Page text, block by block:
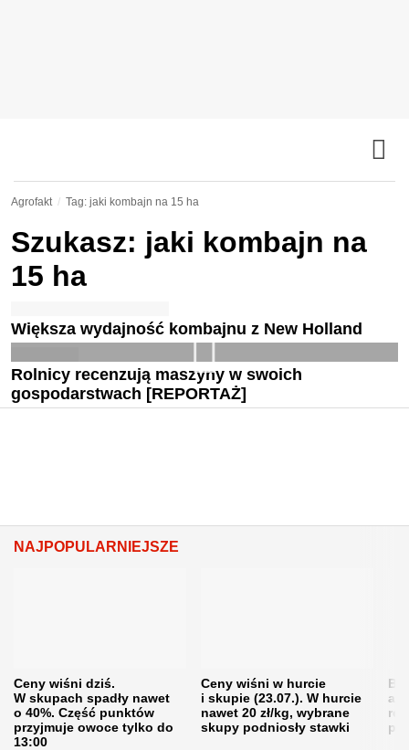
Agrofakt Tag: jaki kombajn na 15 ha
Szukasz: jaki kombajn na
15 ha
Większa wydajność kombajnu z New Holland
Rolnicy recenzują maszyny w swoich
gospodarstwach [REPORTAŻ]
NAJPOPULARNIEJSZE
Ceny wiśni dziś.
W skupach spadły nawet
o 40%. Część punktów
przyjmuje owoce tylko do
13:00
Ceny wiśni w hurcie
i skupie (23.07.). W hurcie
nawet 20 zł/kg, wybrane
skupy podniosły stawki